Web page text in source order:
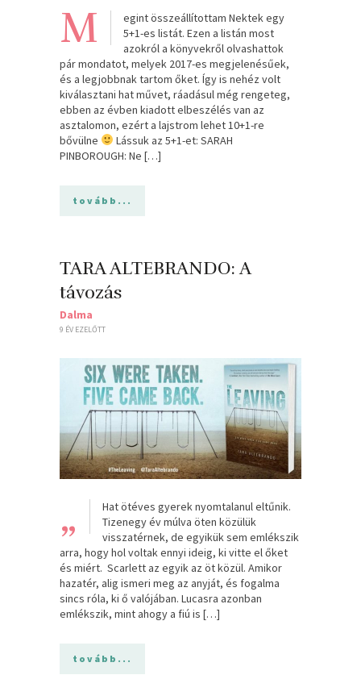
M
egint összeállítottam Nektek egy
5+1-es listát. Ezen a listán most
azokról a könyvekről olvashattok
pár mondatot, melyek 2017-es megjelenésűek,
és a legjobbnak tartom őket. Így is nehéz volt
kiválasztani hat művet, ráadásul még rengeteg,
ebben az évben kiadott elbeszélés van az
asztalomon, ezért a lajstrom lehet 10+1-re
bővülne
Lássuk az 5+1-et: SARAH
PINBOROUGH: Ne […]
tovább...
TARA ALTEBRANDO: A
távozás
Dalma
9 ÉV EZELŐTT
„
Hat ötéves gyerek nyomtalanul eltűnik.
Tizenegy év múlva öten közülük
visszatérnek, de egyikük sem emlékszik
arra, hogy hol voltak ennyi ideig, ki vitte el őket
és miért. Scarlett az egyik az öt közül. Amikor
hazatér, alig ismeri meg az anyját, és fogalma
sincs róla, ki ő valójában. Lucasra azonban
emlékszik, mint ahogy a fiú is […]
tovább...